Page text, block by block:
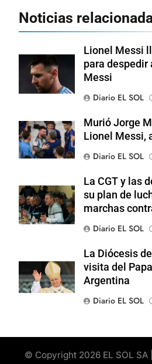
Noticias
Lionel Messi
para despedir
Messi
Diario EL SOL
Murió Jorge
Lionel Messi,
Diario EL SOL
La CGT y las
su plan de
marchas
Diario EL SOL
La Diócesis
visita del
Argentina
Diario EL SOL
© Copyright 2026 EL SOL SA